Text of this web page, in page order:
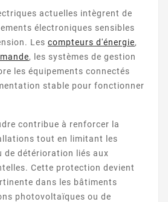
actuelles intègrent de
électroniques sensibles
Les compteurs d'énergie,
, les systèmes de gestion
les équipements connectés
stable pour fonctionner
contribue à renforcer la
tout en limitant les
de détérioration liés aux
Cette protection devient
dans les bâtiments
photovoltaïques ou de